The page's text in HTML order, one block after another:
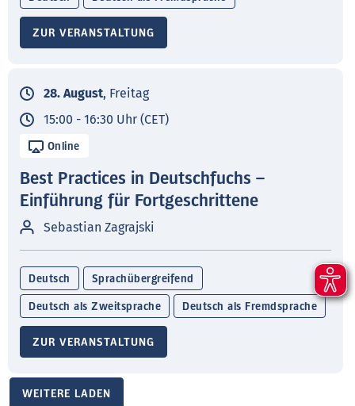
ZUR VERANSTALTUNG
28. August, Freitag
15:00 - 16:30 Uhr (CET)
Online
Best Practices in Deutschfuchs –
Einführung für Fortgeschrittene
Sebastian Zagrajski
Deutsch Sprachübergreifend
Deutsch als Zweitsprache Deutsch als Fremdsprache
ZUR VERANSTALTUNG
WEITERE LADEN